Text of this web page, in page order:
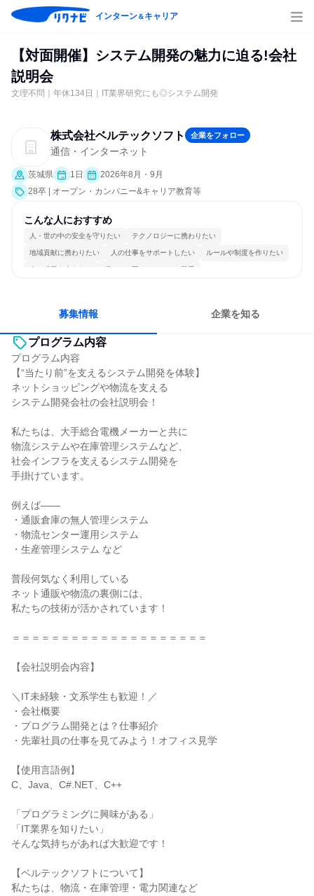
インターン＆キャリア
【対面開催】システム開発の魅力に迫る!会社
説明会
文理不問｜年休134日｜IT業界研究にも◎システム開発
株式会社ベルテックソフト 企業をフォロー
通信・インターネット
茨城県 1日
2026年8月・9月
28卒 | オープン・カンパニー&キャリア教育等
こんな人におすすめ
人・世の中の安全を守りたい テクノロジーに携わりたい
地域貢献に携わりたい 人の仕事をサポートしたい ルールや制度を作りたい
人の成長を支えたい 穏やかで互いのペースを尊重
募集情報 企業を知る
プログラム内容
プログラム内容
【“当たり前”を支えるシステム開発を体験】
ネットショッピングや物流を支える
システム開発会社の会社説明会！
私たちは、大手総合電機メーカーと共に
物流システムや在庫管理システムなど、
社会インフラを支えるシステム開発を
手掛けています。
例えば――
・通販倉庫の無人管理システム
・物流センター運用システム
・生産管理システム など
普段何気なく利用している
ネット通販や物流の裏側には、
私たちの技術が活かされています！
＝＝＝＝＝＝＝＝＝＝＝＝＝＝＝＝＝＝＝＝
【会社説明会内容】
＼IT未経験・文系学生も歓迎！／
・会社概要
・プログラム開発とは？仕事紹介
・先輩社員の仕事を見てみよう！オフィス見学
【使用言語例】
C、Java、C#.NET、C++
「プログラミングに興味がある」
「IT業界を知りたい」
そんな気持ちがあれば大歓迎です！
【ベルテックソフトについて】
私たちは、物流・在庫管理・電力関連など